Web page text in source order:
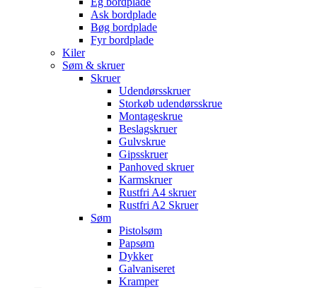
Ask bordplade
Bøg bordplade
Fyr bordplade
Kiler
Søm & skruer
Skruer
Udendørsskruer
Storkøb udendørsskrue
Montageskrue
Beslagskruer
Gulvskrue
Gipsskruer
Panhoved skruer
Karmskruer
Rustfri A4 skruer
Rustfri A2 Skruer
Søm
Pistolsøm
Papsøm
Dykker
Galvaniseret
Kramper